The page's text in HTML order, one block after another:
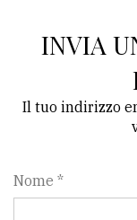
INVIA
Il tuo indirizzo
Nome *